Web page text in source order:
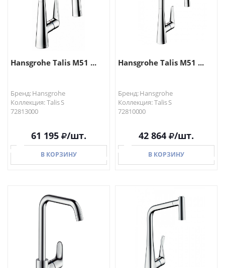
Hansgrohe Talis M51 ...
Бренд: Hansgrohe
Коллекция: Talis S
72813000
61 195 /шт.
В КОРЗИНУ
В КОРЗИНУ
Hansgrohe Talis M51 ...
Бренд: Hansgrohe
Коллекция: Talis S
72810000
42 864 /шт.
В КОРЗИНУ
В КОРЗИНУ